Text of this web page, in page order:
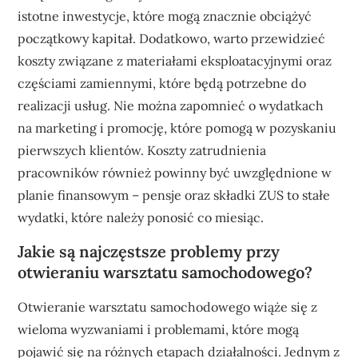
istotne inwestycje, które mogą znacznie obciążyć
początkowy kapitał. Dodatkowo, warto przewidzieć
koszty związane z materiałami eksploatacyjnymi oraz
częściami zamiennymi, które będą potrzebne do
realizacji usług. Nie można zapomnieć o wydatkach
na marketing i promocję, które pomogą w pozyskaniu
pierwszych klientów. Koszty zatrudnienia
pracowników również powinny być uwzględnione w
planie finansowym – pensje oraz składki ZUS to stałe
wydatki, które należy ponosić co miesiąc.
Jakie są najczęstsze problemy przy
otwieraniu warsztatu samochodowego?
Otwieranie warsztatu samochodowego wiąże się z
wieloma wyzwaniami i problemami, które mogą
pojawić się na różnych etapach działalności. Jednym z